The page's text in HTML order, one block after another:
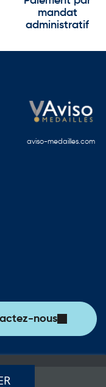
mandat
administratif
aviso-medailles.com
nous